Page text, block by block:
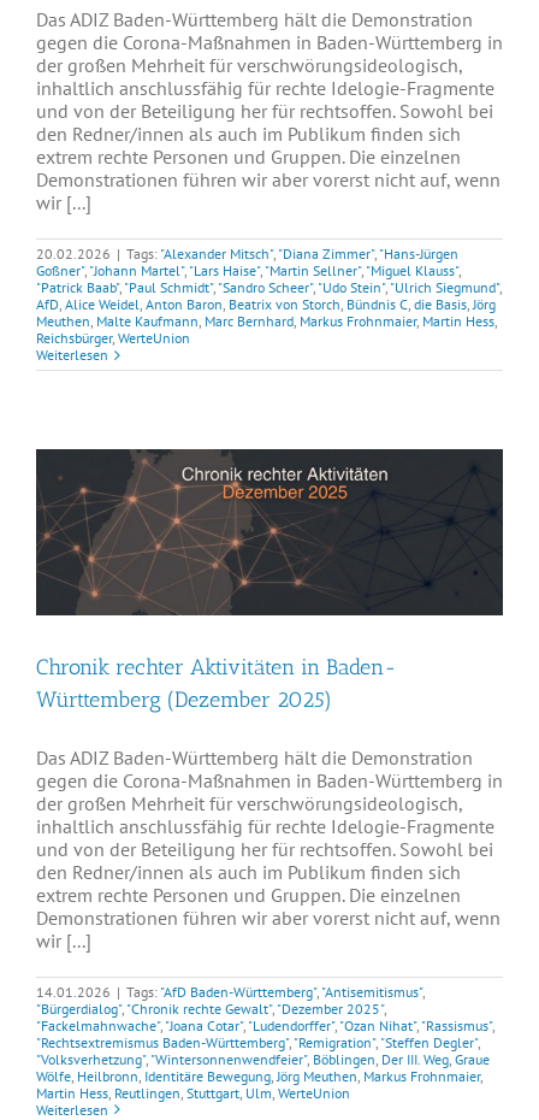
Das ADIZ Baden-Württemberg hält die Demonstration
gegen die Corona-Maßnahmen in Baden-Württemberg in
der großen Mehrheit für verschwörungsideologisch,
inhaltlich anschlussfähig für rechte Idelogie-Fragmente
und von der Beteiligung her für rechtsoffen. Sowohl bei
den Redner/innen als auch im Publikum finden sich
extrem rechte Personen und Gruppen. Die einzelnen
Demonstrationen führen wir aber vorerst nicht auf, wenn
wir [...]
20.02.2026 | Tags: "Alexander Mitsch", "Diana Zimmer", "Hans-Jürgen
Goßner", "Johann Martel", "Lars Haise", "Martin Sellner", "Miguel Klauss",
"Patrick Baab", "Paul Schmidt", "Sandro Scheer", "Udo Stein", "Ulrich Siegmund",
AfD, Alice Weidel, Anton Baron, Beatrix von Storch, Bündnis C, die Basis,Jörg
Meuthen, Malte Kaufmann, Marc Bernhard, Markus Frohnmaier, Martin Hess,
Reichsbürger, WerteUnion
Weiterlesen
Chronik rechter Aktivitäten in Baden-
Württemberg (Dezember 2025)
Das ADIZ Baden-Württemberg hält die Demonstration
gegen die Corona-Maßnahmen in Baden-Württemberg in
der großen Mehrheit für verschwörungsideologisch,
inhaltlich anschlussfähig für rechte Idelogie-Fragmente
und von der Beteiligung her für rechtsoffen. Sowohl bei
den Redner/innen als auch im Publikum finden sich
extrem rechte Personen und Gruppen. Die einzelnen
Demonstrationen führen wir aber vorerst nicht auf, wenn
wir [...]
14.01.2026 | Tags: "AfD Baden-Württemberg", "Antisemitismus",
"Bürgerdialog", "Chronik rechte Gewalt", "Dezember 2025",
"Fackelmahnwache", "Joana Cotar", "Ludendorffer", "Ozan Nihat", "Rassismus",
"Rechtsextremismus Baden-Württemberg", "Remigration", "Steffen Degler",
"Volksverhetzung", "Wintersonnenwendfeier", Böblingen Der III. Weg Graue
Wölfe Heilbronn Identitäre Bewegung Jörg Meuthen Markus Frohnmaier,
Martin Hess Reutlingen Stuttgart Ulm WerteUnion
Weiterlesen